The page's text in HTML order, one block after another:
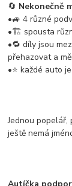
🔄 Nekonečně
•🚙 4 různé
•🏗️ spousta
•🔁 díly jsou
přehazovat a
•⭐ každé auto
Jednou
ještě nemá